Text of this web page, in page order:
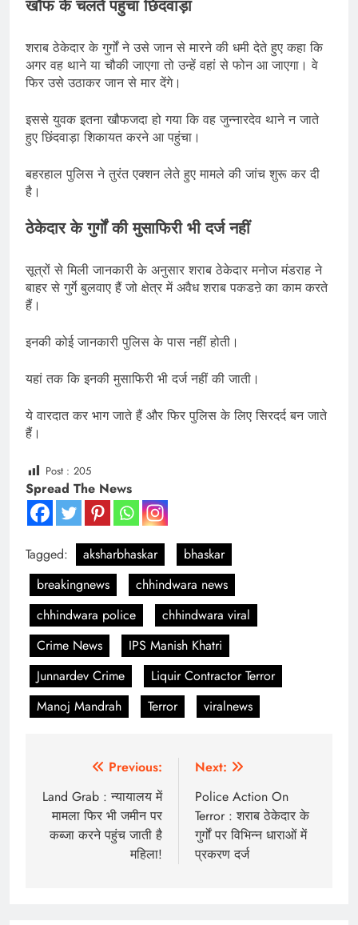
खौफ के चलते पहुंचा छिंदवाड़ा
शराब ठेकेदार के गुर्गों ने उसे जान से मारने की धमी देते हुए कहा कि
अगर वह थाने या चौकी जाएगा तो उन्हें वहां से फोन आ जाएगा। वे
फिर उसे उठाकर जान से मार देंगे।
इससे युवक इतना खौफजदा हो गया कि वह जुन्नारदेव थाने न जाते
हुए छिंदवाड़ा शिकायत करने आ पहुंचा।
बहरहाल पुलिस ने तुरंत एक्शन लेते हुए मामले की जांच शुरू कर दी
है।
ठेकेदार के गुर्गों की मुसाफिरी भी दर्ज नहीं
सूत्रों से मिली जानकारी के अनुसार शराब ठेकेदार मनोज मंडराह ने
बाहर से गुर्गे बुलवाए हैं जो क्षेत्र में अवैध शराब पकडऩे का काम करते
हैं।
इनकी कोई जानकारी पुलिस के पास नहीं होती।
यहां तक कि इनकी मुसाफिरी भी दर्ज नहीं की जाती।
ये वारदात कर भाग जाते हैं और फिर पुलिस के लिए सिरदर्द बन जाते
हैं।
Post : 205
Spread The News
Tagged: aksharbhaskar
bhaskar
breakingnews
chhindwara news
chhindwara police
chhindwara viral
Crime News
IPS Manish Khatri
Junnardev Crime
Liquir Contractor Terror
Manoj Mandrah
Terror viralnews
navigation
Previous:
Land Grab : न्यायालय में
मामला फिर भी जमीन पर
कब्जा करने पहुंच जाती है
महिला!
Next:
Police Action On
Terror : शराब ठेकेदार के
गुर्गों पर विभिन्न धाराओं में
प्रकरण दर्ज